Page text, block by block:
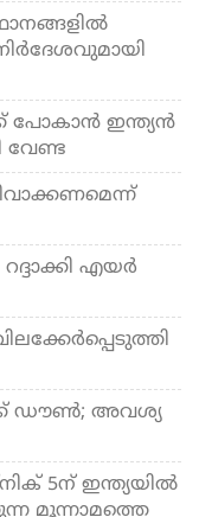
പോകാന്‍ ഇന്ത്യന്‍
വേണ്ട
എയര്‍
ഡൗണ്‍; അവശ്യ
5ന് ഇന്ത്യയില്‍
മൂന്നാമത്തെ